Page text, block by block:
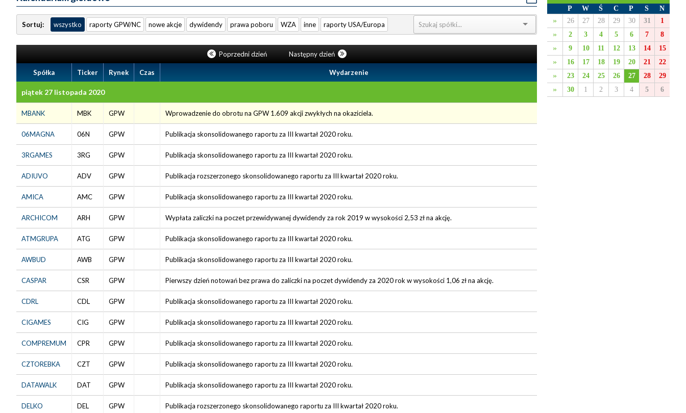
Sortuj: wszystko raporty GPW/NC nowe akcje dywidendy prawa poboru WZA inne raporty USA/Europa
Poprzedni dzień Następny dzień
Spółka Ticker Rynek Czas Wydarzenie
piątek 27 listopada 2020
MBANK MBK GPW Wprowadzenie do obrotu na GPW 1.609 akcji zwykłych na okaziciela.
06MAGNA 06N GPW Publikacja skonsolidowanego raportu za III kwartał 2020 roku.
3RGAMES 3RG GPW Publikacja skonsolidowanego raportu za III kwartał 2020 roku.
ADIUVO ADV GPW Publikacja rozszerzonego skonsolidowanego raportu za III kwartał 2020 roku.
AMICA AMC GPW Publikacja skonsolidowanego raportu za III kwartał 2020 roku.
ARCHICOM ARH GPW Wypłata zaliczki na poczet przewidywanej dywidendy za rok 2019 w wysokości 2,53 zł na akcję.
ATMGRUPA ATG GPW Publikacja skonsolidowanego raportu za III kwartał 2020 roku.
AWBUD AWB GPW Publikacja skonsolidowanego raportu za III kwartał 2020 roku.
CASPAR CSR GPW Pierwszy dzień notowań bez prawa do zaliczki na poczet dywidendy za 2020 rok w wysokości 1,06 zł na akcję.
CDRL CDL GPW Publikacja skonsolidowanego raportu za III kwartał 2020 roku.
CIGAMES CIG GPW Publikacja skonsolidowanego raportu za III kwartał 2020 roku.
COMPREMUM CPR GPW Publikacja skonsolidowanego raportu za III kwartał 2020 roku.
CZTOREBKA CZT GPW Publikacja skonsolidowanego raportu za III kwartał 2020 roku.
DATAWALK DAT GPW Publikacja skonsolidowanego raportu za III kwartał 2020 roku.
DELKO DEL GPW Publikacja rozszerzonego skonsolidowanego raportu za III kwartał 2020 roku.
» 26 27 28 29 30 31 1
» 2 3 4 5 6 7 8
» 9 10 11 12 13 14 15
» 16 17 18 19 20 21 22
» 23 24 25 26 27 28 29
» 30 1 2 3 4 5 6
P W Ś C P S N